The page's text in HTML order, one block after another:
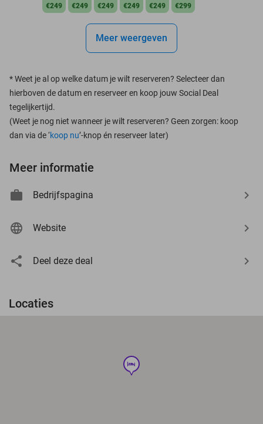
€249 €249 €249 €249 €249 €299
Meer weergeven
*Weet je al op welke datum je wilt reserveren? Selecteer dan
hierboven de datum en reserveer en koop jouw Social Deal
tegelijkertijd.
(Weet je nog niet wanneer je wilt reserveren? Geen zorgen: koop
dan via de ‘koop nu’-knop én reserveer later)
Meer informatie
Bedrijfspagina
Website
Deel deze deal
Locaties
hotel